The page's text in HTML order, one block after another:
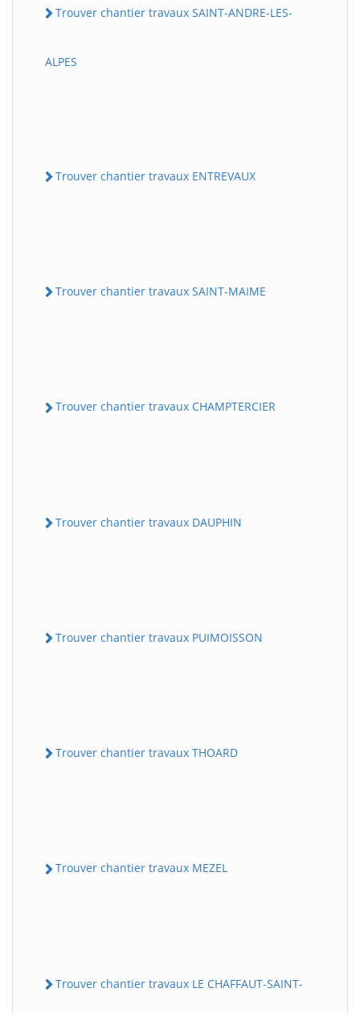
Trouver chantier travaux SAINT-ANDRE-LES-
ALPES
Trouver chantier travaux ENTREVAUX
Trouver chantier travaux SAINT-MAIME
Trouver chantier travaux CHAMPTERCIER
Trouver chantier travaux DAUPHIN
Trouver chantier travaux PUIMOISSON
Trouver chantier travaux THOARD
Trouver chantier travaux MEZEL
Trouver chantier travaux LE CHAFFAUT-SAINT-